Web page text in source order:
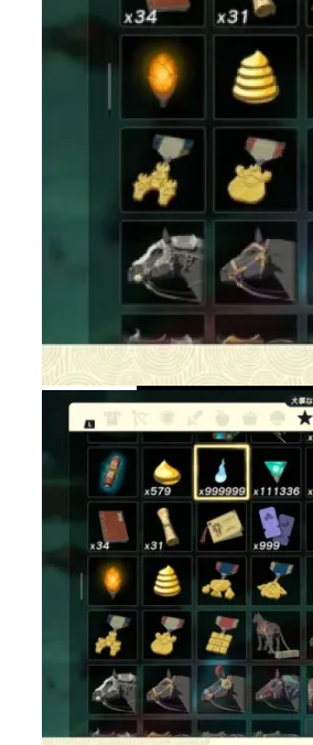
Игрок Очень Устал,
999,999 Духов В The
Of The Kingdom